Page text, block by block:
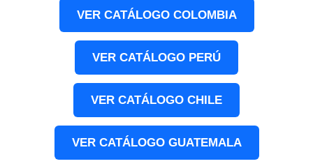
VER CATÁLOGO COLOMBIA
VER CATÁLOGO PERÚ
VER CATÁLOGO CHILE
VER CATÁLOGO GUATEMALA